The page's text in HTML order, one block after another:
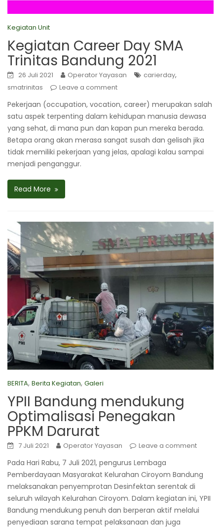
Kegiatan Unit
Kegiatan Career Day SMA
Trinitas Bandung 2021
26 Juli 2021 Operator Yayasan carierday,
smatrinitas Leave a comment
Pekerjaan (occupation, vocation, career) merupakan salah
satu aspek terpenting dalam kehidupan manusia dewasa
yang sehat, di mana pun dan kapan pun mereka berada.
Betapa orang akan merasa sangat susah dan gelisah jika
tidak memiliki pekerjaan yang jelas, apalagi kalau sampai
menjadi penganggur.
Read More
BERITA, Berita Kegiatan, Galeri
YPII Bandung mendukung
Optimalisasi Penegakan
PPKM Darurat
7 Juli 2021 Operator Yayasan Leave a comment
Pada Hari Rabu, 7 Juli 2021, pengurus Lembaga
Pemberdayaan Masyarakat Kelurahan Ciroyom Bandung
melaksanakan penyemprotan Desinfektan serentak di
seluruh wilayah Kelurahan Ciroyom. Dalam kegiatan ini, YPII
Bandung mendukung penuh dan berperan aktif melalui
penyediaan sarana tempat pelaksanaan dan juga